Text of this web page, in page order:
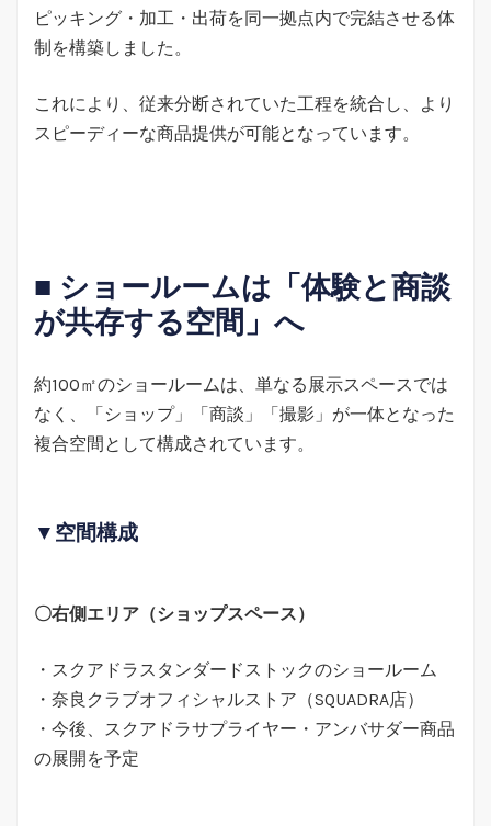
ピッキング・加工・出荷を同一拠点内で完結させる体
制を構築しました。
これにより、従来分断されていた工程を統合し、より
スピーディーな商品提供が可能となっています。
■ ショールームは「体験と商談
が共存する空間」へ
約100㎡のショールームは、単なる展示スペースでは
なく、「ショップ」「商談」「撮影」が一体となった
複合空間として構成されています。
▼空間構成
〇右側エリア（ショップスペース）
・スクアドラスタンダードストックのショールーム
・奈良クラブオフィシャルストア（SQUADRA店）
・今後、スクアドラサプライヤー・アンバサダー商品
の展開を予定